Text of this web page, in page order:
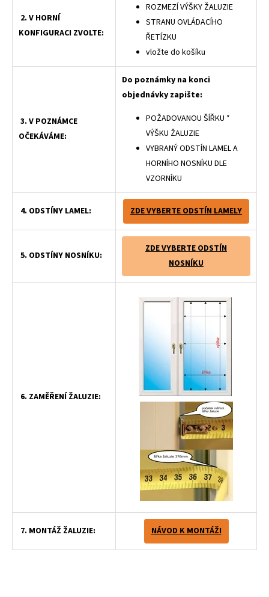
2. V HORNÍ
KONFIGURACI ZVOLTE:
ROZMEZÍ VÝŠKY ŽALUZIE
STRANU OVLÁDACÍHO
ŘETÍZKU
vložte do košíku
3. V POZNÁMCE
OČEKÁVÁME:
Do poznámky na konci
objednávky zapište:
POŽADOVANOU ŠÍŘKU *
VÝŠKU ŽALUZIE
VYBRANÝ ODSTÍN LAMEL A
HORNÍHO NOSNÍKU DLE
VZORNÍKU
4. ODSTÍNY LAMEL: ZDE VYBERTE ODSTÍN LAMELY
5. ODSTÍNY NOSNÍKU:
ZDE VYBERTE ODSTÍN
NOSNÍKU
6. ZAMĚŘENÍ ŽALUZIE:
7. MONTÁŽ ŽALUZIE: NÁVOD K MONTÁŽI